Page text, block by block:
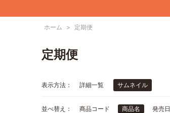
ホーム > 定期便
定期便
表示方法： 詳細一覧 サムネイル
並べ替え： 商品コード 商品名 発売日